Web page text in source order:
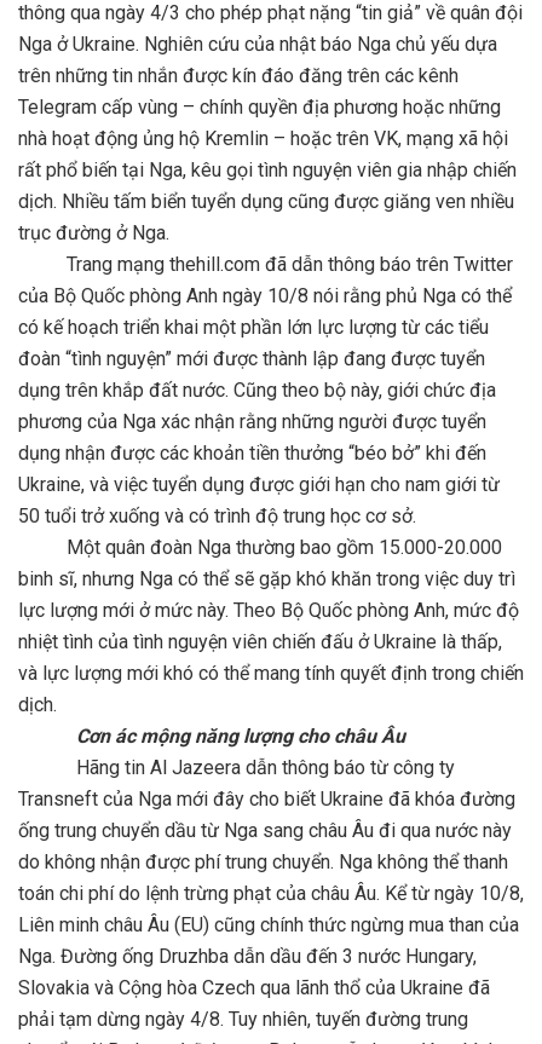
thông qua ngày 4/3 cho phép phạt nặng “tin giả” về quân đội
Nga ở Ukraine. Nghiên cứu của nhật báo Nga chủ yếu dựa
trên những tin nhắn được kín đáo đăng trên các kênh
Telegram cấp vùng – chính quyền địa phương hoặc những
nhà hoạt động ủng hộ Kremlin – hoặc trên VK, mạng xã hội
rất phổ biến tại Nga, kêu gọi tình nguyện viên gia nhập chiến
dịch. Nhiều tấm biển tuyển dụng cũng được giăng ven nhiều
trục đường ở Nga.
Trang mạng thehill.com đã dẫn thông báo trên Twitter
của Bộ Quốc phòng Anh ngày 10/8 nói rằng phủ Nga có thể
có kế hoạch triển khai một phần lớn lực lượng từ các tiểu
đoàn “tình nguyện” mới được thành lập đang được tuyển
dụng trên khắp đất nước. Cũng theo bộ này, giới chức địa
phương của Nga xác nhận rằng những người được tuyển
dụng nhận được các khoản tiền thưởng “béo bở” khi đến
Ukraine, và việc tuyển dụng được giới hạn cho nam giới từ
50 tuổi trở xuống và có trình độ trung học cơ sở.
Một quân đoàn Nga thường bao gồm 15.000-20.000
binh sĩ, nhưng Nga có thể sẽ gặp khó khăn trong việc duy trì
lực lượng mới ở mức này. Theo Bộ Quốc phòng Anh, mức độ
nhiệt tình của tình nguyện viên chiến đấu ở Ukraine là thấp,
và lực lượng mới khó có thể mang tính quyết định trong chiến
dịch.
Cơn ác mộng năng lượng cho châu Âu
Hãng tin Al Jazeera dẫn thông báo từ công ty
Transneft của Nga mới đây cho biết Ukraine đã khóa đường
ống trung chuyển dầu từ Nga sang châu Âu đi qua nước này
do không nhận được phí trung chuyển. Nga không thể thanh
toán chi phí do lệnh trừng phạt của châu Âu. Kể từ ngày 10/8,
Liên minh châu Âu (EU) cũng chính thức ngừng mua than của
Nga. Đường ống Druzhba dẫn dầu đến 3 nước Hungary,
Slovakia và Cộng hòa Czech qua lãnh thổ của Ukraine đã
phải tạm dừng ngày 4/8. Tuy nhiên, tuyến đường trung